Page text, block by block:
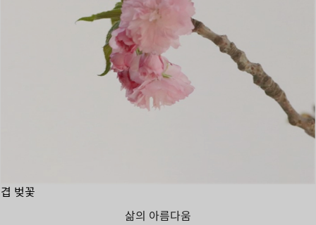
겹 벚꽃
삶의 아름다움